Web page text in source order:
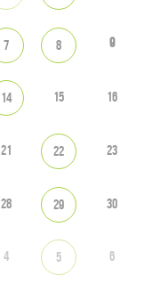
7 8 9
14 15 16
21 22 23
28 29 30
4 5 6